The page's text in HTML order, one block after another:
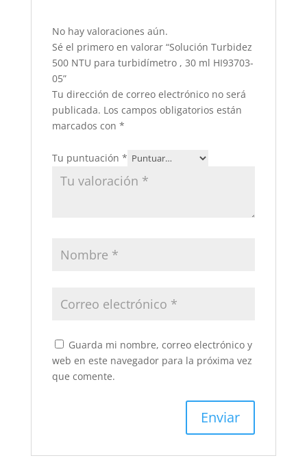
No hay valoraciones aún.
Sé el primero en valorar “Solución Turbidez
500 NTU para turbidímetro , 30 ml HI93703-
05”
Tu dirección de correo electrónico no será
publicada. Los campos obligatorios están
marcados con *
Tu puntuación *
Guarda mi nombre, correo electrónico y
web en este navegador para la próxima vez
que comente.